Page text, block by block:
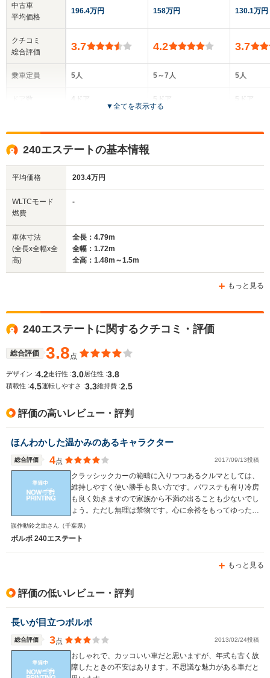
中古車
平均価格
クチコミ
総合評価
乗車定員
サイズ
(全長x全幅x全高)
WLTCモード
燃費
排気量
駆動方式
196.4万円
3.7
5人
4ドア
全高
-m
-
2316cc
FR
158万円
4.2
5～7人
5ドア
全高
-
130.1万円
3.7
5人
5ドア
全高
▼全てを表示する
240エステートの基本情報
平均価格 203.4万円
WLTCモード
燃費
-
車体寸法
(全長x全幅x全
高)
全長：4.79m
全幅：1.72m
全高：1.48m～1.5m
もっと見る
240エステートに関するクチコミ・評価
総合評価 3.8点
デザイン :4.2走行性 :3.0 居住性 :3.8
積載性 :4.5運転しやすさ :3.3維持費 :2.5
評価の高いレビュー・評判
ほんわかした温かみのあるキャラクター
総合評価 4点 2017/09/13投稿
クラッシックカーの範疇に入りつつあるクルマとしては、
維持しやすく使い勝手も良い方です。パワステも有り冷房
も良く効きますので家族から不満の出ることも少ないでし
ょう。ただし無理は禁物です。心に余裕をもってゆったり
走る方が240と云うクルマ自体の良さが良く分かります。
誤作動鈴之助さん （千葉県）
ボルボ 240エステート
もっと見る
評価の低いレビュー・評判
長いが目立つボルボ
総合評価 3点 2013/02/24投稿
おしゃれで、カッコいい車だと思いますが、年式も古く故
障したときの不安はあります。不思議な魅力がある車だと